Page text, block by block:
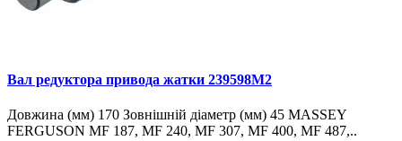
Вал редуктора привода жатки 239598M2
Довжина (мм) 170 Зовнішній діаметр (мм) 45 MASSEY
FERGUSON MF 187, MF 240, MF 307, MF 400, MF 487,..